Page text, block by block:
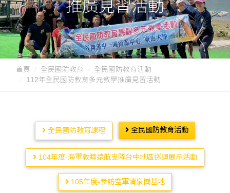
推廣見習活動
首頁 全民國防教育
全民國防教育活動
112年全民國防教育多元教學推廣見習活動
全民國防教育課程 全民國防教育活動
104年度-海軍敦睦遠航支隊台中地區巡迴展示活動
105年度-參訪空軍清泉崗基地